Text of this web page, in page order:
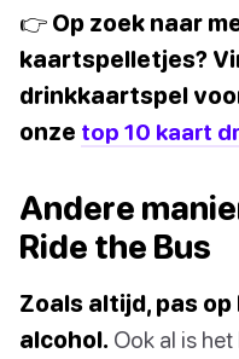
👉 Op zoek naar
kaartspelletjes?
drinkkaartspel
onze top 10 kaart
Andere
Ride the Bus
Zoals altijd, pas
alcohol. Ook al is